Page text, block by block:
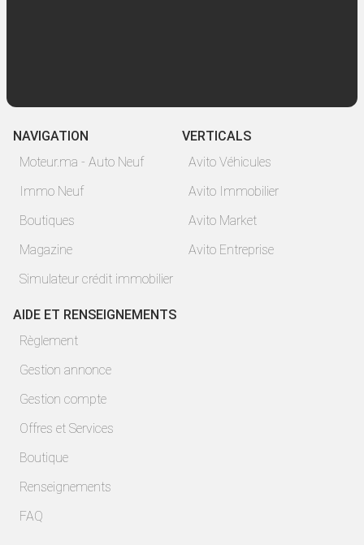
NAVIGATION
Moteur.ma - Auto Neuf
Immo Neuf
Boutiques
Magazine
Simulateur crédit immobilier
VERTICALS
Avito Véhicules
Avito Immobilier
Avito Market
Avito Entreprise
AIDE ET RENSEIGNEMENTS
Règlement
Gestion annonce
Gestion compte
Offres et Services
Boutique
Renseignements
FAQ